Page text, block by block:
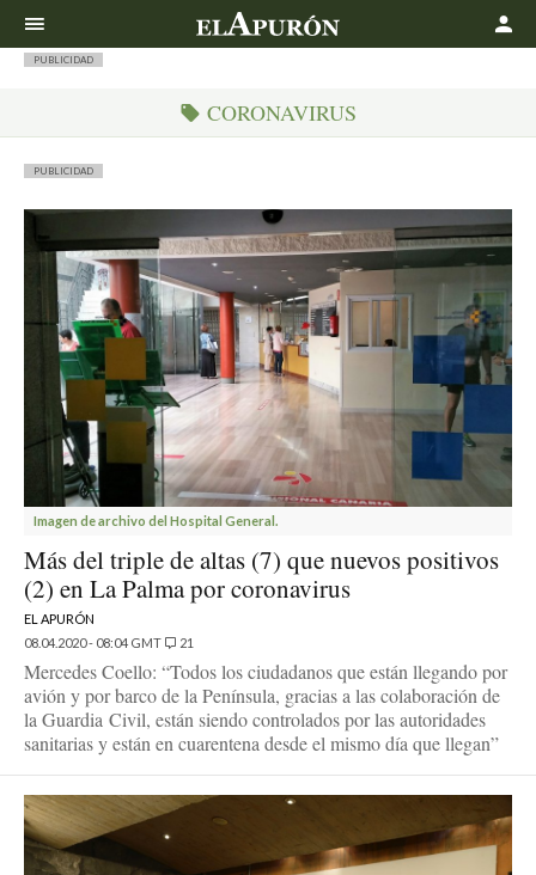
PUBLICIDAD
CORONAVIRUS
PUBLICIDAD
Imagen de archivo del Hospital General.
Más del triple de altas (7) que nuevos positivos
(2) en La Palma por coronavirus
EL APURÓN
08.04.2020 - 08:04 GMT
21
Mercedes Coello: “Todos los ciudadanos que están llegando por
avión y por barco de la Península, gracias a las colaboración de
la Guardia Civil, están siendo controlados por las autoridades
sanitarias y están en cuarentena desde el mismo día que llegan”